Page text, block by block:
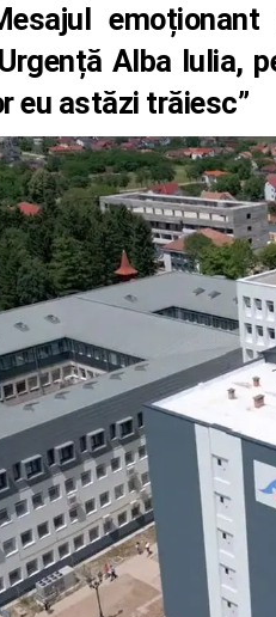
Alba Iulia,
eu astăzi trăiesc”